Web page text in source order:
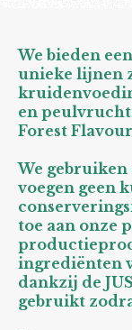
We bieden
unieke lijnen
en
Forest
We gebruiken
voegen geen
toe aan onze
ingrediënten
dankzij de
gebruikt